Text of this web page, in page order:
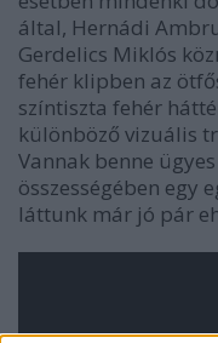
által, Hernádi
Gerdelics Miklós
fehér klipben az
színtiszta fehér
különböző vizuális
Vannak benne
összességében egy
láttunk már jó pár